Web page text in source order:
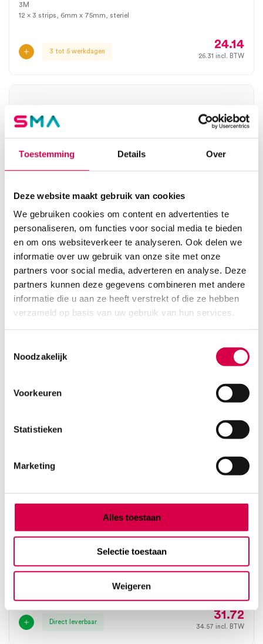
Toestemming Details Over
Deze website maakt gebruik van cookies
We gebruiken cookies om content en advertenties te
personaliseren, om functies voor social media te bieden
en om ons websiteverkeer te analyseren. Ook delen we
informatie over uw gebruik van onze site met onze
partners voor social media, adverteren en analyse. Deze
partners kunnen deze gegevens combineren met andere
informatie die u aan ze heeft verstrekt of die ze hebben
verzameld op basis van uw gebruik van hun services.
Noodzakelijk
Voorkeuren
Statistieken
Marketing
Alles toestaan
Selectie toestaan
Weigeren
3M
12 x 3 strips, 6mm x 75mm, steriel
3 tot 5 werkdagen
24.14
26.31 incl. BTW
3M™ Steri-Strip™ Wondsluitingen, 6mm x
75mm (2×3)
3M
2 x 3 strips, 6mm x 75mm, steriel
4.59
50 x 3 strips, 6mm x 75mm, rood
Direct leverbaar
31.72
34.57 incl. BTW